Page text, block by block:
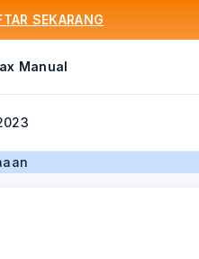
SEKARANG
Manual